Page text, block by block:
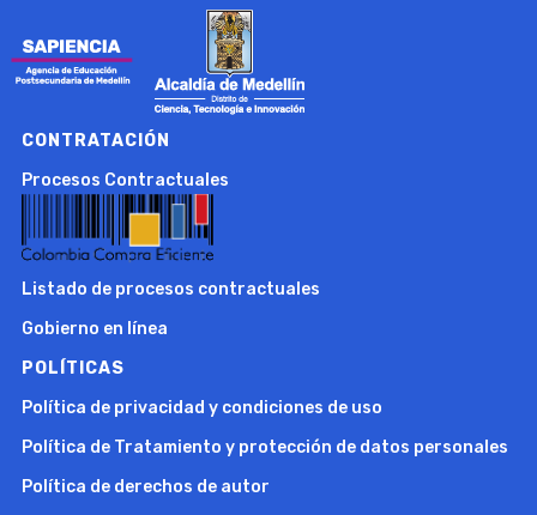
CONTRATACIÓN
Procesos Contractuales
Listado de procesos contractuales
Gobierno en línea
POLÍTICAS
Política de privacidad y condiciones de uso
Política de Tratamiento y protección de datos personales
Política de derechos de autor